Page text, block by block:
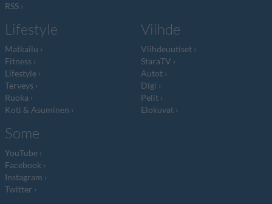
RSS
Lifestyle
Matkailu
Fitness
Lifestyle
Terveys
Ruoka
Koti & Asuminen
Viihde
Viihdeuutiset
StaraTV
Autot
Digi
Pelit
Elokuvat
Some
YouTube
Facebook
Instagram
Twitter